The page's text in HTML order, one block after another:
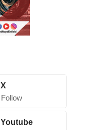
X
Follow
Youtube